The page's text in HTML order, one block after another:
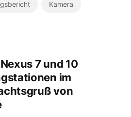
Kamera
7 und 10
im
von